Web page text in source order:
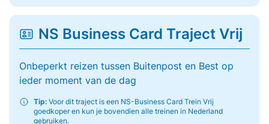
NS Business Card Traject Vrij
Onbeperkt reizen tussen Buitenpost en Best op
ieder moment van de dag
Tip: Voor dit traject is een NS-Business Card Trein Vrij
goedkoper en kun je bovendien alle treinen in Nederland
gebruiken.